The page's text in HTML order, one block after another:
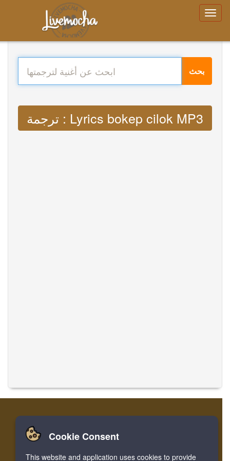
بحث
ترجمة : Lyrics bokep cilok MP3
الصفحة الرئيسية تسجيل الدخول
ترجمة الموسيقى
Cookie Consent
This website and application uses cookies to provide